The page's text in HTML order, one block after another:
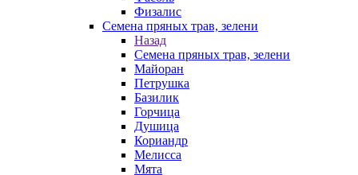
Физалис
Семена пряных трав, зелени
Назад
Семена пряных трав, зелени
Майоран
Петрушка
Базилик
Горчица
Душица
Кориандр
Мелисса
Мята